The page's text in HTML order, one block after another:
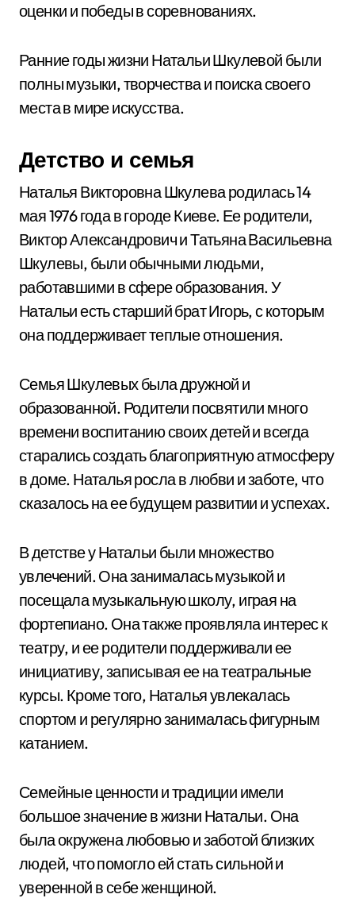
оценки и победы в соревнованиях.
Ранние годы жизни Натальи Шкулевой были
полны музыки, творчества и поиска своего
места в мире искусства.
Детство и семья
Наталья Викторовна Шкулева родилась 14
мая 1976 года в городе Киеве. Ее родители,
Виктор Александрович и Татьяна Васильевна
Шкулевы, были обычными людьми,
работавшими в сфере образования. У
Натальи есть старший брат Игорь, с которым
она поддерживает теплые отношения.
Семья Шкулевых была дружной и
образованной. Родители посвятили много
времени воспитанию своих детей и всегда
старались создать благоприятную атмосферу
в доме. Наталья росла в любви и заботе, что
сказалось на ее будущем развитии и успехах.
В детстве у Натальи были множество
увлечений. Она занималась музыкой и
посещала музыкальную школу, играя на
фортепиано. Она также проявляла интерес к
театру, и ее родители поддерживали ее
инициативу, записывая ее на театральные
курсы. Кроме того, Наталья увлекалась
спортом и регулярно занималась фигурным
катанием.
Семейные ценности и традиции имели
большое значение в жизни Натальи. Она
была окружена любовью и заботой близких
людей, что помогло ей стать сильной и
уверенной в себе женщиной.